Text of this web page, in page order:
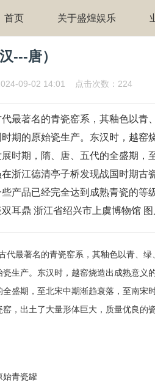
首页 关于盛煌娱乐
---唐）
09-02 14:01 点击次数：224
最著名的青瓷窑系，其釉色以青
期的原始瓷生产。东汉时，越窑
时期，隋、唐、五代的全盛期，
浙江德清亭子桥发现战国时期古
产品已经完全达到成熟青瓷的等
耳鼎 浙江省绍兴市上虞博物馆
最著名的青瓷窑系，其釉色以青、绿
生产。东汉时，越窑烧造出成熟意义
全盛期，至北宋中期渐趋衰落，至南
窑，出土了大量形体巨大，质量优良的
始青瓷罐